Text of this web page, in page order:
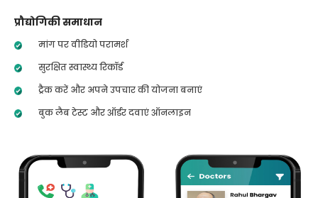
प्रौद्योगिकी समाधान
मांग पर वीडियो परामर्श
सुरक्षित स्वास्थ्य रिकॉर्ड
ट्रैक करें और अपने उपचार की योजना बनाएं
बुक लैब टेस्ट और ऑर्डर दवाएं ऑनलाइन